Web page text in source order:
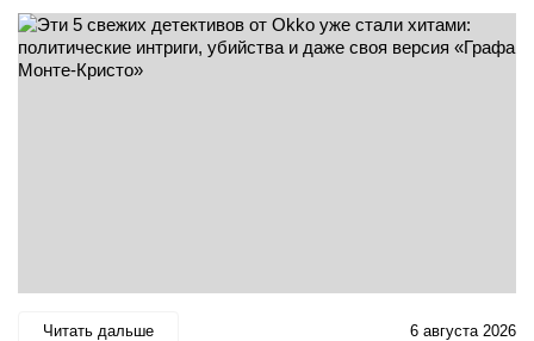
Читать дальше 6 августа 2026